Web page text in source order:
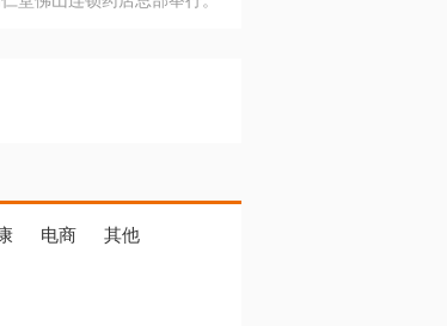
能工商对接、终端运营
电商
其他